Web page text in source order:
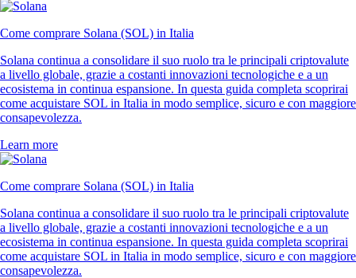
Come comprare Solana (SOL) in Italia
Solana continua a consolidare il suo ruolo tra le principali criptovalute
a livello globale, grazie a costanti innovazioni tecnologiche e a un
ecosistema in continua espansione. In questa guida completa scoprirai
come acquistare SOL in Italia in modo semplice, sicuro e con maggiore
consapevolezza.
Learn more
Come comprare Solana (SOL) in Italia
Solana continua a consolidare il suo ruolo tra le principali criptovalute
a livello globale, grazie a costanti innovazioni tecnologiche e a un
ecosistema in continua espansione. In questa guida completa scoprirai
come acquistare SOL in Italia in modo semplice, sicuro e con maggiore
consapevolezza.